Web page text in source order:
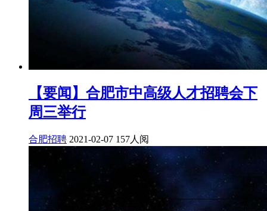
【要闻】合肥市中高级人才招聘会下
周三举行
合肥招聘 2021-02-07 157人阅